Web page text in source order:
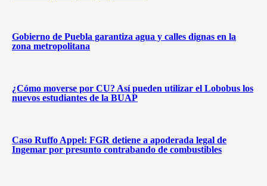
Gobierno de Puebla garantiza agua y calles dignas en la
zona metropolitana
¿Cómo moverse por CU? Así pueden utilizar el Lobobus los
nuevos estudiantes de la BUAP
Caso Ruffo Appel: FGR detiene a apoderada legal de
Ingemar por presunto contrabando de combustibles